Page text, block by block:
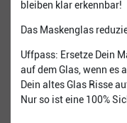
bleiben klar erkennbar!
Das Maskenglas
Uffpass: Ersetze Dein
auf dem Glas, wenn es
Dein altes Glas Risse
Nur so ist eine 100%